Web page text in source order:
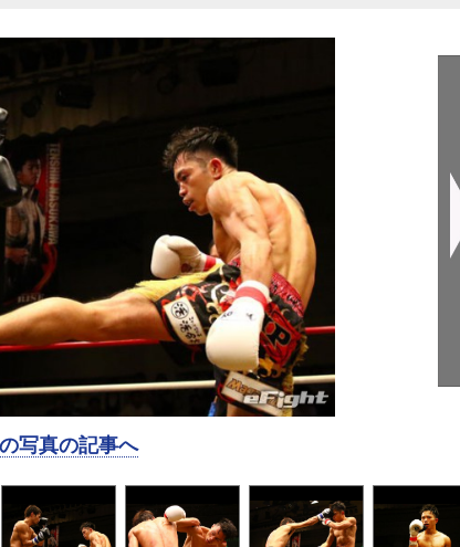
写真の記事へ